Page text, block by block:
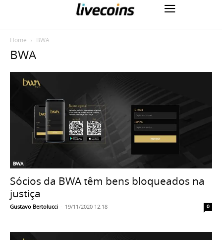
Home BWA
BWA
BWA
Sócios da BWA têm bens bloqueados na
justiça
Gustavo Bertolucci - 19/11/2020 12:18 0